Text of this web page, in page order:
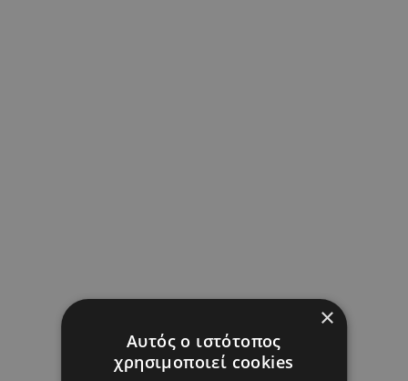
×
Αυτός ο ιστότοπος
χρησιμοποιεί cookies